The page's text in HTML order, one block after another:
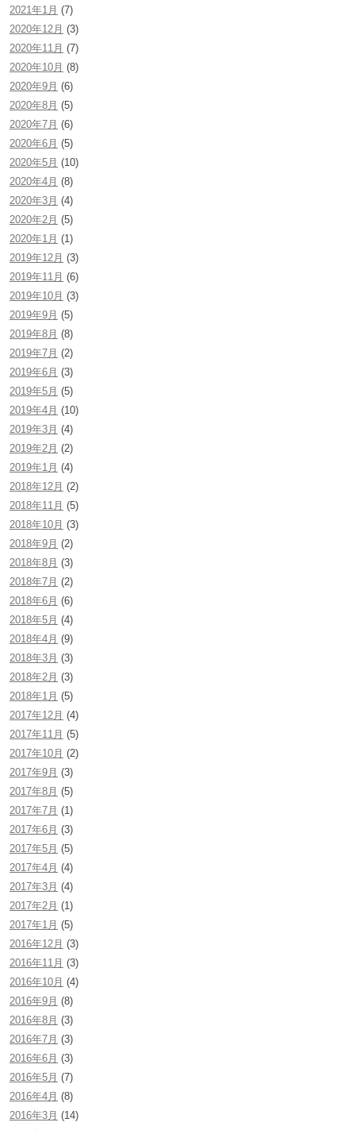
2021年1月 (7)
2020年12月 (3)
2020年11月 (7)
2020年10月 (8)
2020年9月 (6)
2020年8月 (5)
2020年7月 (6)
2020年6月 (5)
2020年5月 (10)
2020年4月 (8)
2020年3月 (4)
2020年2月 (5)
2020年1月 (1)
2019年12月 (3)
2019年11月 (6)
2019年10月 (3)
2019年9月 (5)
2019年8月 (8)
2019年7月 (2)
2019年6月 (3)
2019年5月 (5)
2019年4月 (10)
2019年3月 (4)
2019年2月 (2)
2019年1月 (4)
2018年12月 (2)
2018年11月 (5)
2018年10月 (3)
2018年9月 (2)
2018年8月 (3)
2018年7月 (2)
2018年6月 (6)
2018年5月 (4)
2018年4月 (9)
2018年3月 (3)
2018年2月 (3)
2018年1月 (5)
2017年12月 (4)
2017年11月 (5)
2017年10月 (2)
2017年9月 (3)
2017年8月 (5)
2017年7月 (1)
2017年6月 (3)
2017年5月 (5)
2017年4月 (4)
2017年3月 (4)
2017年2月 (1)
2017年1月 (5)
2016年12月 (3)
2016年11月 (3)
2016年10月 (4)
2016年9月 (8)
2016年8月 (3)
2016年7月 (3)
2016年6月 (3)
2016年5月 (7)
2016年4月 (8)
2016年3月 (14)